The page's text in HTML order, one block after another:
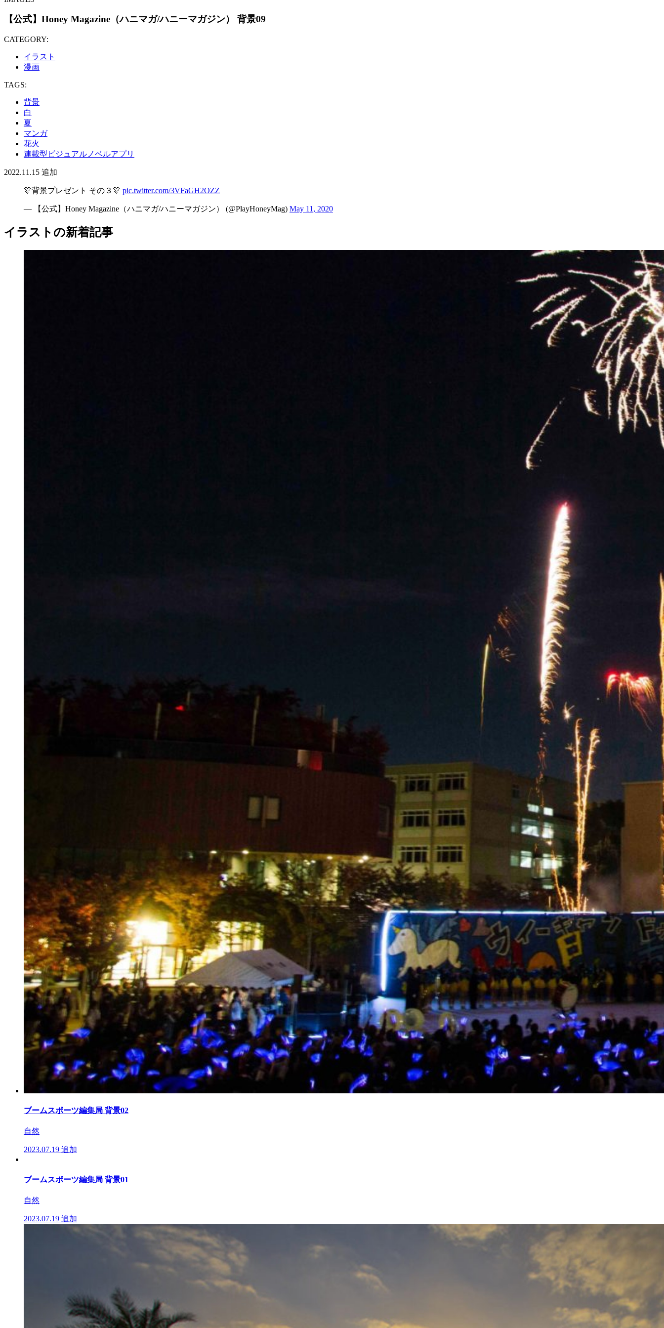
【公式】Honey Magazine（ハニマガ/ハニーマガジン） 背景09
CATEGORY:
イラスト
漫画
TAGS:
背景
白
夏
マンガ
花火
連載型ビジュアルノベルアプリ
2022.11.15 追加
🎊背景プレゼント その３🎊 pic.twitter.com/3VFaGH2OZZ
— 【公式】Honey Magazine（ハニマガ/ハニーマガジン） (@PlayHoneyMag) May 11, 2020
イラストの新着記事
ブームスポーツ編集局 背景02
自然
2023.07.19 追加
ブームスポーツ編集局 背景01
自然
2023.07.19 追加